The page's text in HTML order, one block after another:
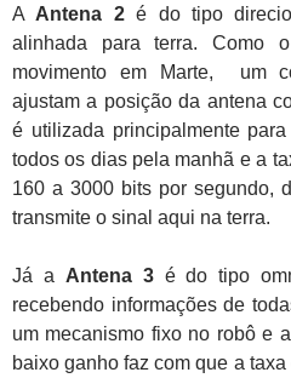
A Antena 2é do tipo
alinhada para terra. Como
movimento em Marte, um
ajustam a posição da antena
é utilizada principalmente
todos os dias pela manhã e a
160 a 3000 bits por segundo,
transmite o sinal aqui na terra.
Já a Antena 3é do tipo
recebendo informações de
um mecanismo fixo no robô e
baixo ganho faz com que a